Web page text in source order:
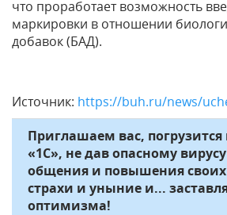
что проработает возможность
маркировки в отношении
добавок (БАД).
Источник: https://buh.ru/news/
Приглашаем вас,
«1С», не дав опасному
общения и повышения
страхи и уныние и...
оптимизма!